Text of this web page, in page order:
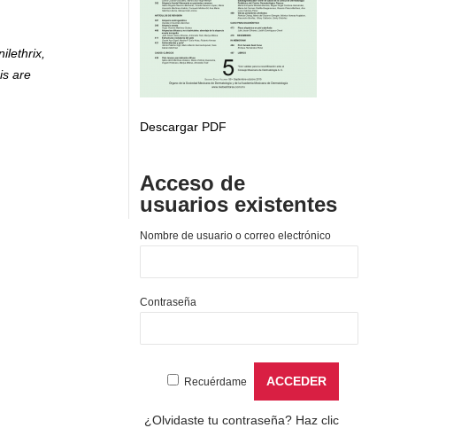
are
Descargar PDF
Acceso de
usuarios existentes
Nombre de usuario o correo electrónico
Contraseña
Recuérdame
¿Olvidaste tu contraseña? Haz clic